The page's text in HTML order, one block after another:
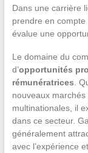
Dans une carrière
prendre en compte
évalue une
Le domaine du
d’opportunités
rémunératrices .
nouveaux
multinationales, il
dans ce secteur.
généralement
avec l’expérience